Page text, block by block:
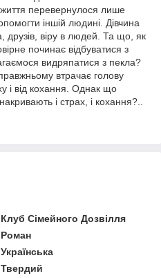
життя перевернулося лише
іншій людині. Дівчина
друзів, віру в людей. Та що, як
починає відбуватися з
видряпатися з пекла?
втрачає голову
і від кохання. Однак що
і страх, і кохання?..
Клуб Сімейного Дозвілля
Роман
Українська
Твердий